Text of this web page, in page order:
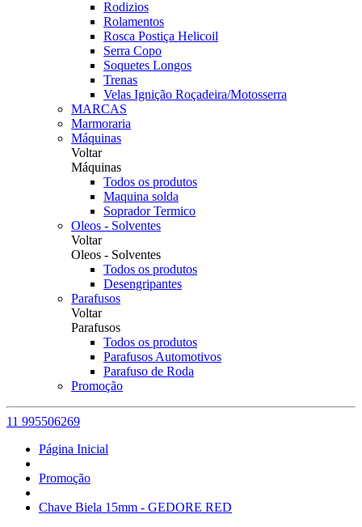
Rodizios
Rolamentos
Rosca Postiça Helicoil
Serra Copo
Soquetes Longos
Trenas
Velas Ignição Roçadeira/Motosserra
MARCAS
Marmoraria
Máquinas
Voltar
Máquinas
Todos os produtos
Maquina solda
Soprador Termico
Oleos - Solventes
Voltar
Oleos - Solventes
Todos os produtos
Desengripantes
Parafusos
Voltar
Parafusos
Todos os produtos
Parafusos Automotivos
Parafuso de Roda
Promoção
11 995506269
Página Inicial
Promoção
Chave Biela 15mm - GEDORE RED